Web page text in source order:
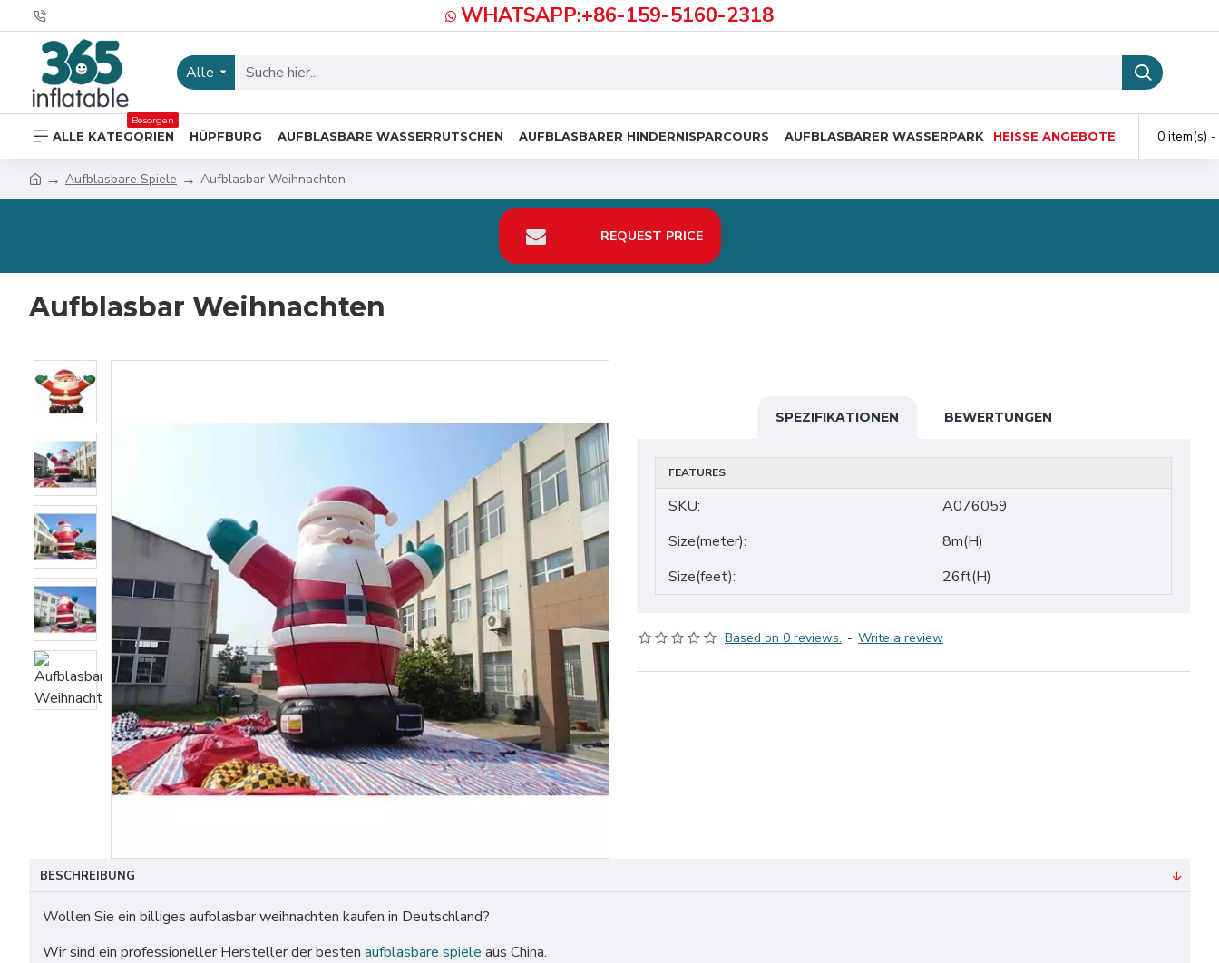
WHATSAPP:+86-159-5160-2318
Alle
ALLE KATEGORIEN
Besorgen
HÜPFBURG AUFBLASBARE WASSERRUTSCHEN AUFBLASBARER HINDERNISPARCOURS AUFBLASBARER WASSERPARK HEISSE ANGEBOTE 0 item(s)
Aufblasbare Spiele Aufblasbar Weihnachten
REQUEST PRICE
Aufblasbar Weihnachten
SPEZIFIKATIONEN BEWERTUNGEN
FEATURES
SKU:
A076059
Size(meter):
8m(H)
Size(feet):
26ft(H)
Based on 0 reviews. - Write a review
BESCHREIBUNG
Wollen Sie ein billiges aufblasbar weihnachten kaufen in Deutschland?
Wir sind ein professioneller Hersteller der besten aufblasbare spiele aus China.